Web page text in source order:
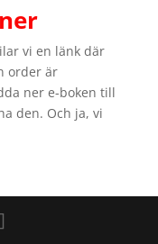
vi en länk där
order är
ner e-boken till
den. Och ja, vi